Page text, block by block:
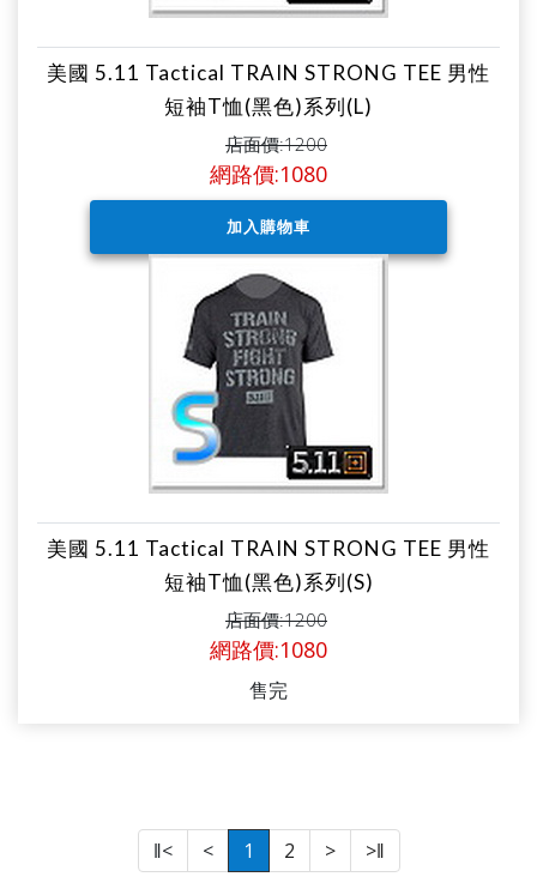
美國 5.11 Tactical TRAIN STRONG TEE 男性
短袖T恤(黑色)系列(L)
店面價:1200
網路價:1080
美國 5.11 Tactical TRAIN STRONG TEE 男性
短袖T恤(黑色)系列(S)
店面價:1200
網路價:1080
售完
‖< < 1 2 > >‖